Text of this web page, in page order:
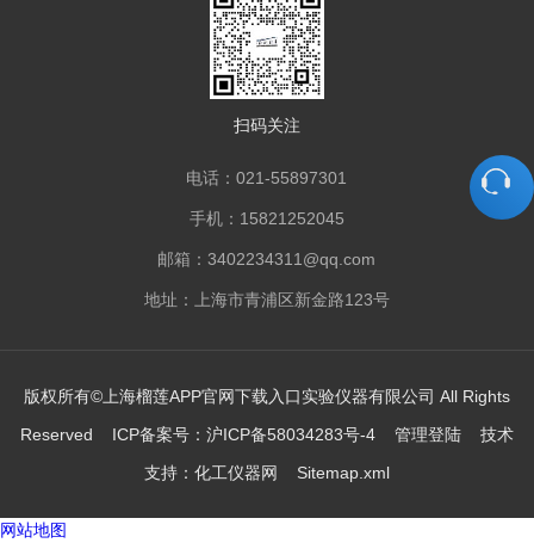
扫码关注
电话：021-55897301
手机：15821252045
邮箱：3402234311@qq.com
地址：上海市青浦区新金路123号
版权所有©上海榴莲APP官网下载入口实验仪器有限公司 All Rights
Reserved ICP备案号： 沪ICP备58034283号-4 管理登陆技术
支持： 化工仪器网 Sitemap.xml
网站地图